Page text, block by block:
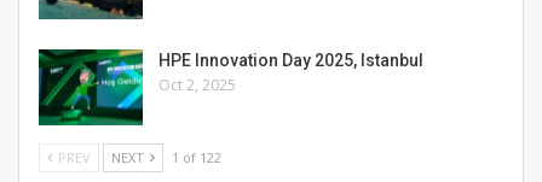
HPE Innovation Day 2025, Istanbul
Oct 2, 2025
PREV NEXT 1 of 122